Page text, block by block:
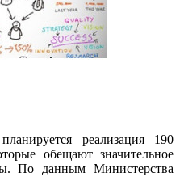
реализация 190
обещают значительное
По данным Министерства